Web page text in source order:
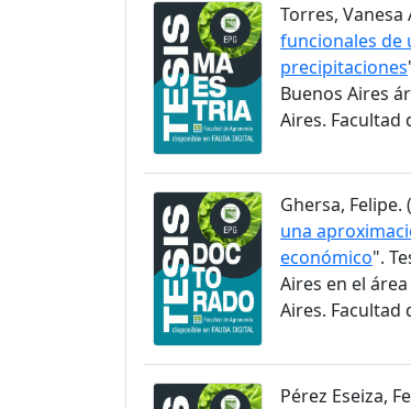
Torres, Vanesa
funcionales de
precipitaciones
Buenos Aires
Aires. Facultad
Ghersa, Felipe.
una
económico".
Aires en el
Aires. Facultad
Pérez Eseiza,